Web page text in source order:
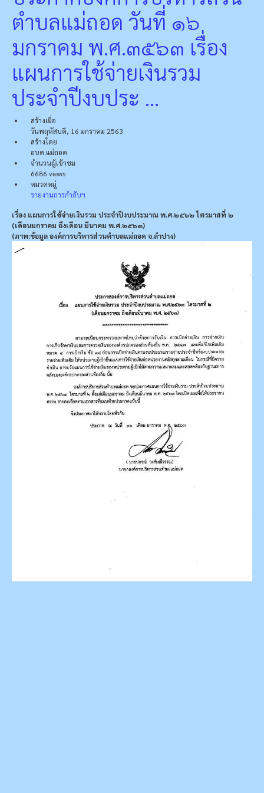
ตำบลแม่ถอด วันที่ ๑๖
มกราคม พ.ศ.๓๕๖๓ เรื่อง
แผนการใช้จ่ายเงินรวม
ประจำปีงบประ ...
สร้างเมื่อ
วันพฤหัสบดี, 16 มกราคม 2563
สร้างโดย
อบต.แม่ถอด
จำนวนผู้เข้าชม
6686 views
หมวดหมู่
รายงานการกำกับฯ
เรื่อง แผนการใช้จ่ายเงินรวม ประจำปีงบประมาณ พ.ศ.๒๕๖๒ ไตรมาสที่ ๒
(เดือนมกราคม ถึงเดือน มีนาคม พ.ศ.๒๕๖๓)
(ภาพ:ข้อมูล องค์การบริหารส่วนตำบลแม่ถอด จ.ลำปาง)